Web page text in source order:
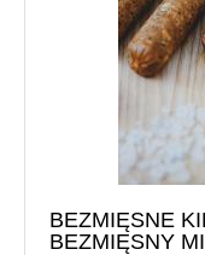
BEZMIĘSNE
BEZMIĘSNY